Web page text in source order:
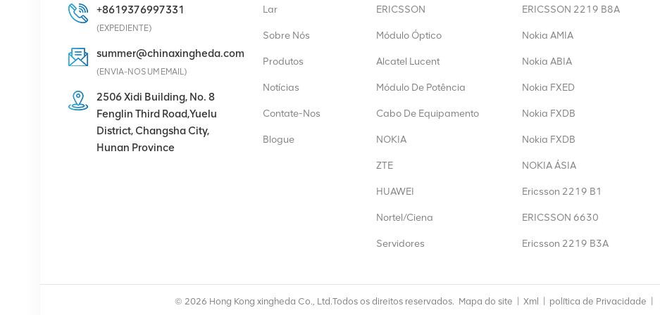
Eltek Flatpack2
48/2000 Módulo
retificador HE 48V
2000W
VER DETALHES
fonte de alimentação de
comunicação Eltek
+8619376997331
(EXPEDIENTE)
summer@chinaxingheda.com
(ENVIA-NOS UM EMAIL)
2506 Xidi Building, No. 8
Fenglin Third Road,Yuelu
District, Changsha City,
Hunan Province
Lar
Sobre Nós
Produtos
Notícias
Contate-Nos
Blogue
ERICSSON
Módulo Óptico
Alcatel Lucent
Módulo De Potência
Cabo De Equipamento
NOKIA
ZTE
HUAWEI
Nortel/Ciena
Servidores
ERICSSON 2219 B8A
Nokia AMIA
Nokia ABIA
Nokia FXED
Nokia FXDB
Nokia FXDB
NOKIA ÁSIA
Ericsson 2219 B1
ERICSSON 6630
Ericsson 2219 B3A
© 2026 Hong Kong xingheda Co., Ltd.Todos os direitos reservados. Mapa do site Xml política de Privacidade